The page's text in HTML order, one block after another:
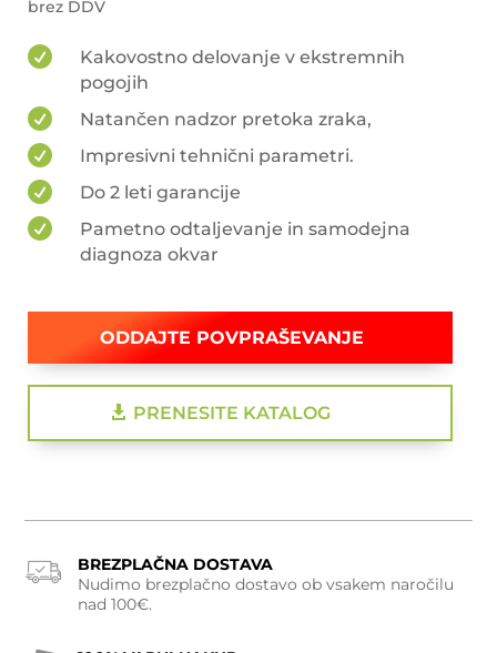

Kakovostno delovanje v ekstremnih
pogojih
 Natančen nadzor pretoka zraka,
 Impresivni tehnični parametri.
 Do 2 leti garancije

Pametno odtaljevanje in samodejna
diagnoza okvar
ODDAJTE POVPRAŠEVANJE
PRENESITE KATALOG
BREZPLAČNA DOSTAVA
Nudimo brezplačno dostavo ob vsakem naročilu
nad 100€.